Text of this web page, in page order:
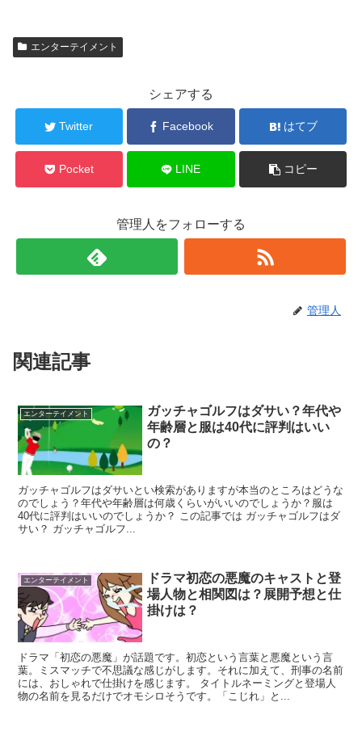
エンターテイメント
シェアする
Twitter Facebook はてブ
Pocket LINE コピー
管理人をフォローする
管理人
関連記事
エンターテイメント
ガッチャゴルフはダサい？年代や
年齢層と服は40代に評判はいい
の？
ガッチャゴルフはダサいとい検索がありますが本当のところはどうな
のでしょう？年代や年齢層は何歳くらいがいいのでしょうか？服は
40代に評判はいいのでしょうか？ この記事では ガッチャゴルフはダ
サい？ ガッチャゴルフ...
エンターテイメント
ドラマ初恋の悪魔のキャストと登
場人物と相関図は？展開予想と仕
掛けは？
ドラマ「初恋の悪魔」が話題です。初恋という言葉と悪魔という言
葉。ミスマッチで不思議な感じがします。それに加えて、刑事の名前
には、おしゃれで仕掛けを感じます。 タイトルネーミングと登場人
物の名前を見るだけでオモシロそうです。「こじれ」と...